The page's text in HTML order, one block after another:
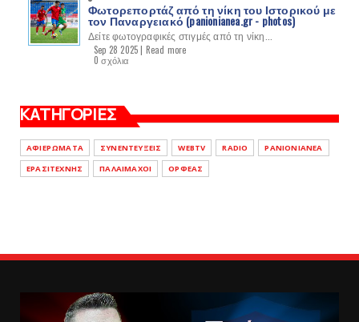
Φωτορεπορτάζ από τη νίκη του Ιστορικού με
τον Παναργειακό (panionianea.gr - photos)
Δείτε φωτογραφικές στιγμές από τη νίκη...
Sep 28 2025 | Read more
0 σχόλια
ΚΑΤΗΓΟΡΙΕΣ
ΑΦΙΕΡΩΜΑΤΑ ΣΥΝΕΝΤΕΥΞΕΙΣ WEBTV RADIO
PANIONIANEA
ΕΡΑΣΙΤΕΧΝΗΣ
ΠΑΛΑΙΜΑΧΟΙ ΟΡΦΕΑΣ